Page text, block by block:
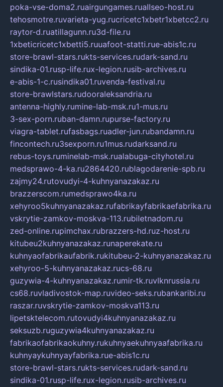
poka-vse-doma2.ruairgungames.ruallseo-host.ru
tehosmotre.ruvarieta-yug.rucricetc1xbetr1xbetcc2.ru
raytor-d.ruatillagunn.ru3d-file.ru
1xbeticricetc1xbetti5.ruuafoot-statti.rue-abis1c.ru
store-brawl-stars.rukts-services.rudark-sand.ru
sindika-01.rusp-life.rux-legion.rusib-archives.ru
e-abis-1-c.rusindika01.ruvenda-festival.ru
store-brawlstars.rudooraleksandria.ru
antenna-highly.rumine-lab-msk.ru1-mus.ru
3-sex-porn.ruban-damn.rupurse-factory.ru
viagra-tablet.rufasbags.ruadler-jun.rubandamn.ru
fincontech.ru3sexporn.ru1mus.rudarksand.ru
rebus-toys.ruminelab-msk.rualabuga-cityhotel.ru
medsprawo-4-ka.ru2864420.rublagodarenie-spb.ru
zajmy24.rutovudyi-4-kuhnyanazakaz.ru
brazzerscom.rumedsprawo4ka.ru
xehyroo5kuhnyanazakaz.rufabrikayfabrikaefabrika.ru
vskrytie-zamkov-moskva-113.rubiletnadom.ru
zed-online.rupimchax.rubrazzers-hd.ruz-host.ru
kitubeu2kuhnyanazakaz.runaperekate.ru
kuhnyaofabrikaufabrik.rukitubeu-2-kuhnyanazakaz.ru
xehyroo-5-kuhnyanazakaz.rucs-68.ru
guzywia-4-kuhnyanazakaz.rumir-tk.ruvlknrussia.ru
cs68.ruvladivostok-map.ruvideo-seks.rubankaribi.ru
raszar.ruvskrytie-zamkov-moskva113.ru
lipetsktelecom.rutovudyi4kuhnyanazakaz.ru
seksuzb.ruguzywia4kuhnyanazakaz.ru
fabrikaofabrikaokuhny.rukuhnyaekuhnyaafabrika.ru
kuhnyaykuhnyayfabrika.rue-abis1c.ru
store-brawl-stars.rukts-services.rudark-sand.ru
sindika-01.rusp-life.rux-legion.rusib-archives.ru